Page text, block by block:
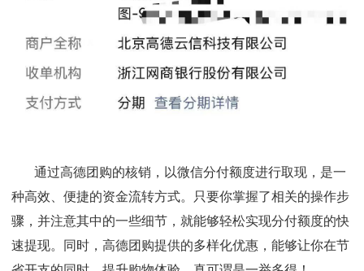
通过高德团购的核销，以微信分付额度进行取现，是一
种高效、便捷的资金流转方式。只要你掌握了相关的操作步
骤，并注意其中的一些细节，就能够轻松实现分付额度的快
速提现。同时，高德团购提供的多样化优惠，能够让你在节